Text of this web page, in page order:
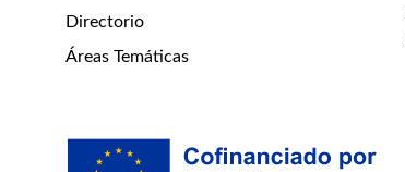
Directorio
Áreas Temáticas